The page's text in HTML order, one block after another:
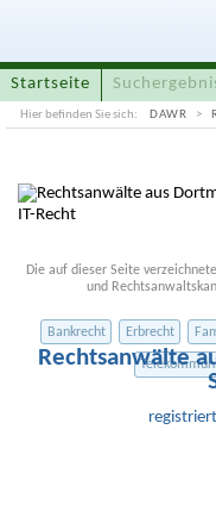
Startseite
Hier befinden Sie sich: DAWR
Rechtsanwälte
Die auf dieser Seite
und
Bankrecht
Erbrecht